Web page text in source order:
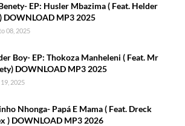
EP: Husler Mbazima ( Feat. Helder
DOWNLOAD MP3 2025
08, 2025
Boy- EP: Thokoza Manheleni ( Feat. Mr
DOWNLOAD MP3 2025
2025
Nhonga- Papá E Mama ( Feat. Dreck
) DOWNLOAD MP3 2026